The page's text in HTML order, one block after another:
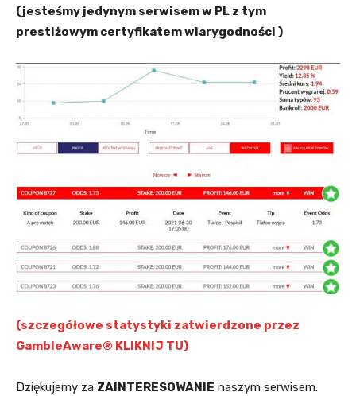
(jesteśmy jedynym serwisem w PL z tym
prestiżowym certyfikatem wiarygodności )
(szczegółowe statystyki zatwierdzone przez
GambleAware® KLIKNIJ TU)
Dziękujemy za ZAINTERESOWANIE naszym serwisem.